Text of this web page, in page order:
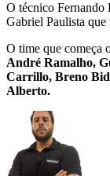
O técnico Fernando
Gabriel Paulista que
O time que começa
André Ramalho,
Carrillo, Breno
Alberto.